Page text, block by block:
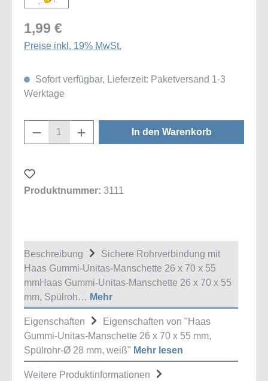
1,99 €
Preise inkl. 19% MwSt.
Sofort verfügbar, Lieferzeit: Paketversand 1-3
Werktage
Produkt Anzahl: Gib den gewünschten
In den Warenkorb
Produktnummer: 3111
Beschreibung
Sichere Rohrverbindung mit
Haas Gummi-Unitas-Manschette 26 x 70 x 55
mmHaas Gummi-Unitas-Manschette 26 x 70 x 55
mm, Spülroh… Mehr
Eigenschaften
Eigenschaften von "Haas
Gummi-Unitas-Manschette 26 x 70 x 55 mm,
Spülrohr-Ø 28 mm, weiß" Mehr lesen
Weitere Produktinformationen